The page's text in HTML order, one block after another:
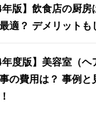
年版】飲食店の厨
適？ デメリットも
年度版】美容室（
の費用は？ 事例と